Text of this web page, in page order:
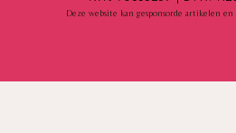
Deze website kan gesponsorde artikelen